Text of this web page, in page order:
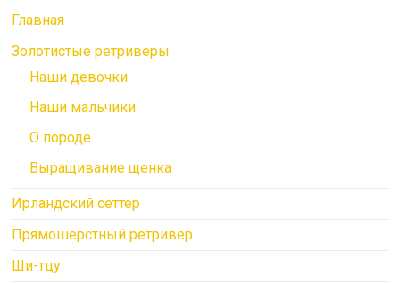
Главная
Золотистые ретриверы
Наши девочки
Наши мальчики
О породе
Выращивание щенка
Ирландский сеттер
Прямошерстный ретривер
Ши-тцу